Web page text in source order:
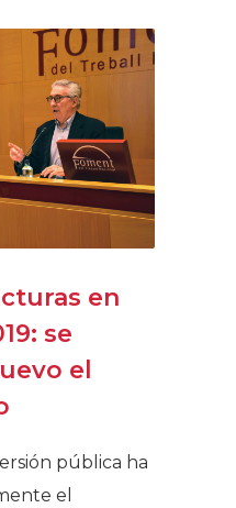
en
se
el
pública ha
el